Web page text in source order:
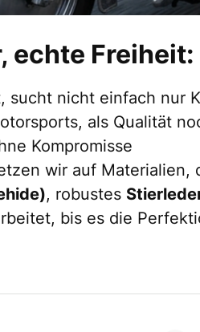
echte
sucht nicht einfach nur
als Qualität
Kompromisse
wir auf
, robustes
bis es die